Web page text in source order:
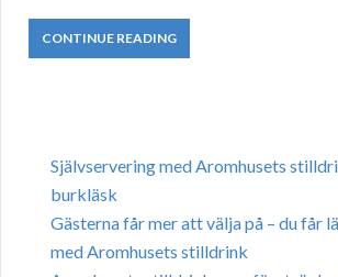
CONTINUE READING
Självservering med Aromhusets
burkläsk
Gästerna får mer att välja på – du får
med Aromhusets stilldrink